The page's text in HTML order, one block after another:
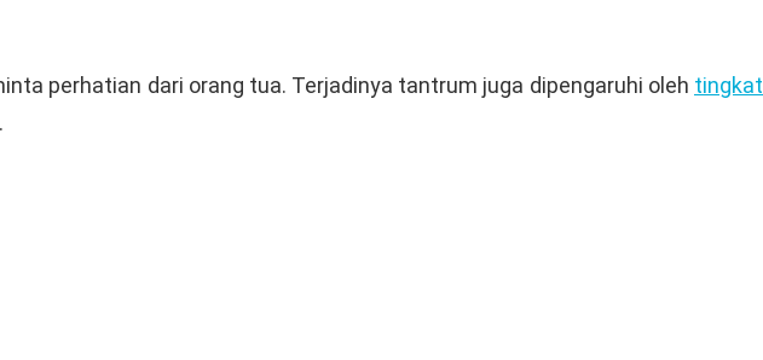
perhatian dari orang tua. Terjadinya tantrum juga dipengaruhi oleh tingkat